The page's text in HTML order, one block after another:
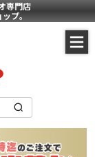
専門店
ップ。